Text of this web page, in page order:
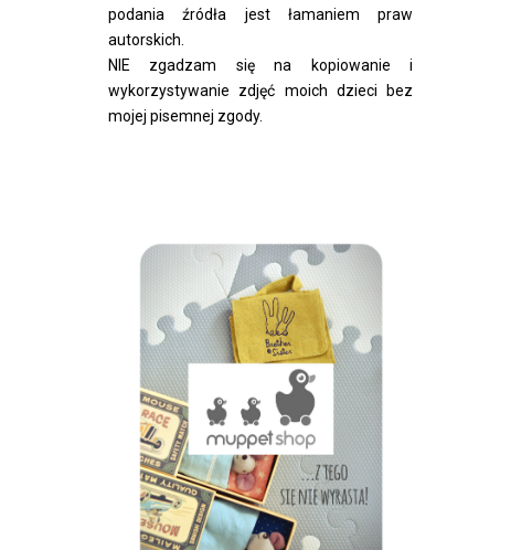
podania źródła jest łamaniem praw
autorskich.
NIE zgadzam się na kopiowanie i
wykorzystywanie zdjęć moich dzieci bez
mojej pisemnej zgody.